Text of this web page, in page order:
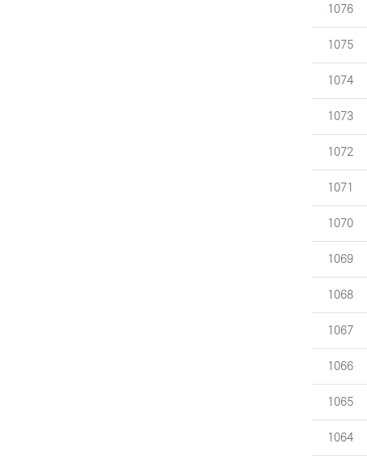
번호
1076
번호
1075
번호
1074
번호
1073
번호
1072
번호
1071
번호
1070
번호
1069
번호
1068
번호
1067
번호
1066
번호
1065
번호
1064